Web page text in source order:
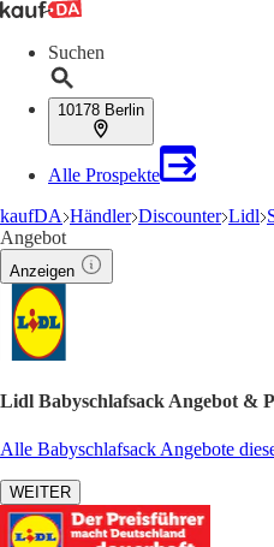
Suchen
10178 Berlin
Alle Prospekte
kaufDA Händler Discounter Lidl
Angebot
Anzeigen
Lidl Babyschlafsack Angebot &
Alle Babyschlafsack Angebote
WEITER